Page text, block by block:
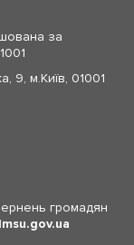
за
9, м.Київ, 01001
громадян